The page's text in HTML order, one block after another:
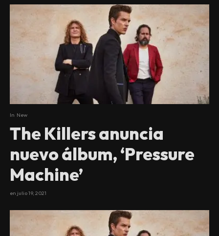
In New
The Killers anuncia
nuevo álbum, ‘Pressure
Machine’
en julio 19, 2021